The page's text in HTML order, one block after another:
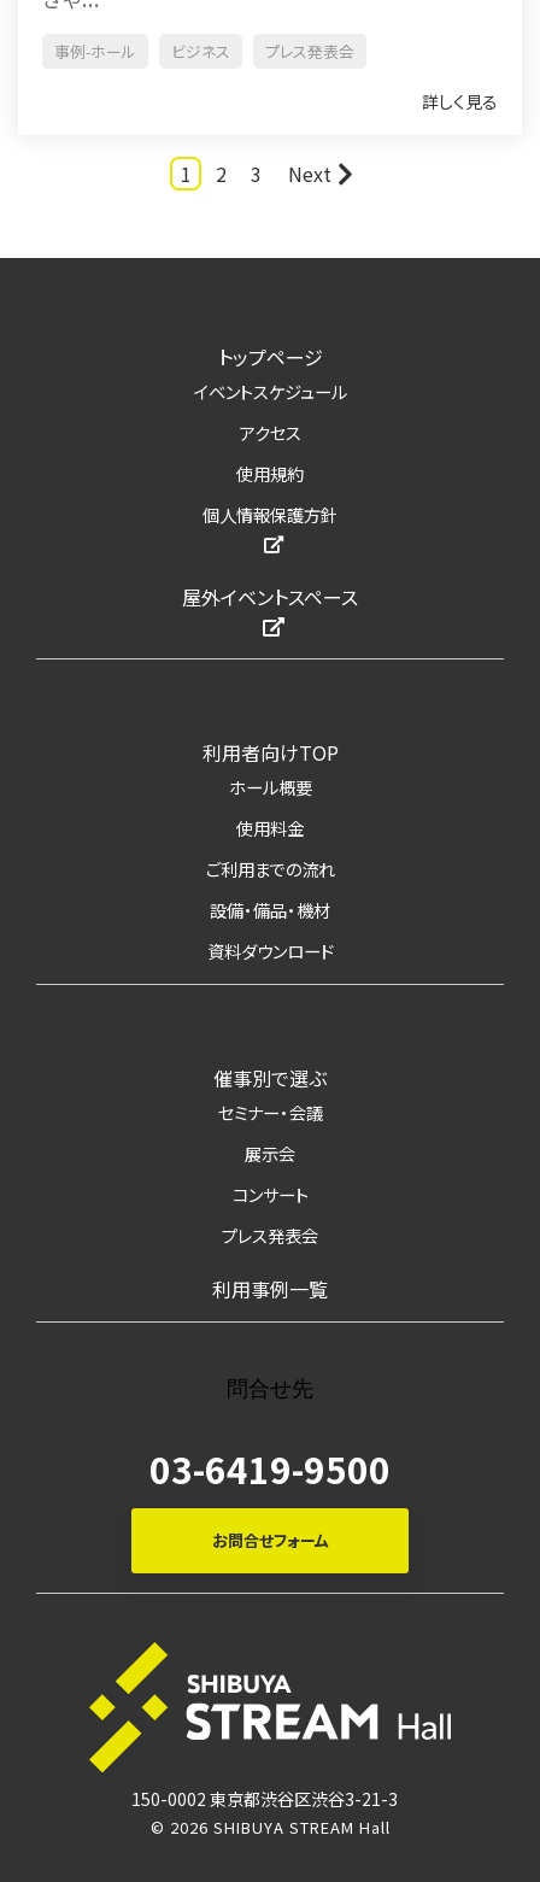
事例-ホール ビジネス プレス発表会
詳しく見る
1 2 3 Next
トップページ
イベントスケジュール
アクセス
使用規約
個人情報保護方針
屋外イベントスペース
利用者向けTOP
ホール概要
使用料金
ご利用までの流れ
設備・備品・機材
資料ダウンロード
催事別で選ぶ
セミナー・会議
展示会
コンサート
プレス発表会
利用事例一覧
問合せ先
03-6419-9500
お問合せフォーム
150-0002 東京都渋谷区渋谷3-21-3
© 2026 SHIBUYA STREAM Hall